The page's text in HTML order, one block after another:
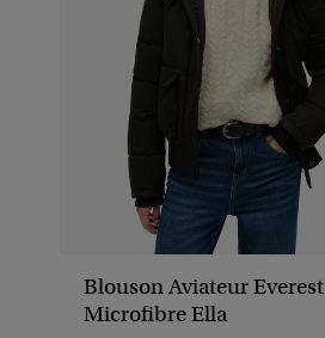
Blouson Aviateur Everest
Microfibre Ella